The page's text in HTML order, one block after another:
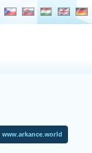
www.arkance.world